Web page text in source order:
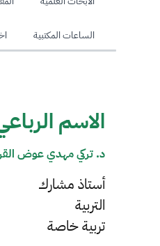
الساعات المكتبية
الاسم
د. تركي مهدي عوض
أستاذ مشارك
التربية
تربية خاصة